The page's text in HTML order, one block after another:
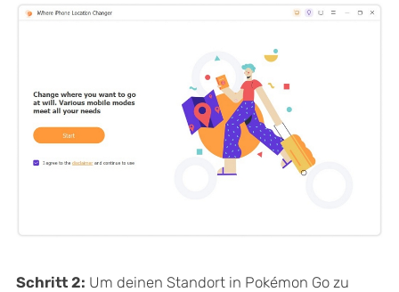
Schritt 2: Um deinen Standort in Pokémon Go zu